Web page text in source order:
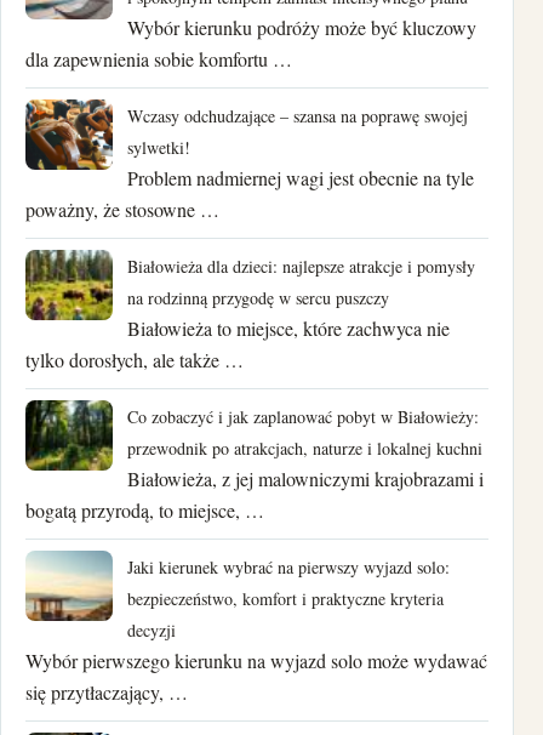
maj 2023
kwiecień 2023
marzec 2023
luty 2023
styczeń 2023
grudzień 2022
listopad 2022
lipiec 2022
kwiecień 2022
luty 2022
Wybór kierunku podróży może być kluczowy
dla zapewnienia sobie komfortu …
Wczasy odchudzające – szansa na poprawę swojej
sylwetki!
Problem nadmiernej wagi jest obecnie na tyle
poważny, że stosowne …
Białowieża dla dzieci: najlepsze atrakcje i pomysły
na rodzinną przygodę w sercu puszczy
Białowieża to miejsce, które zachwyca nie
tylko dorosłych, ale także …
Co zobaczyć i jak zaplanować pobyt w Białowieży:
przewodnik po atrakcjach, naturze i lokalnej kuchni
Białowieża, z jej malowniczymi krajobrazami i
bogatą przyrodą, to miejsce, …
Jaki kierunek wybrać na pierwszy wyjazd solo:
bezpieczeństwo, komfort i praktyczne kryteria
decyzji
Wybór pierwszego kierunku na wyjazd solo może wydawać
się przytłaczający, …